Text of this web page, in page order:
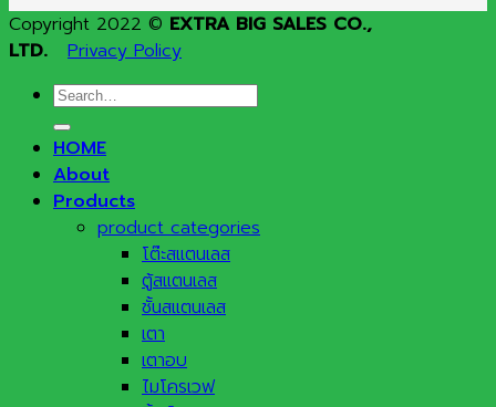
Copyright 2022 © EXTRA BIG SALES CO.,
LTD.
Privacy Policy
Search
for:
HOME
About
Products
product categories
โต๊ะสแตนเลส
ตู้สแตนเลส
ชั้นสแตนเลส
เตา
เตาอบ
ไมโครเวฟ